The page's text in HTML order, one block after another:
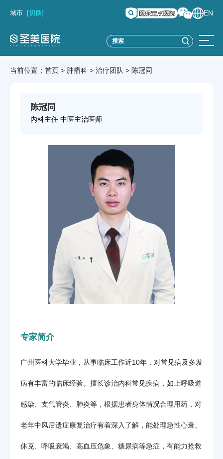
城市 [切换] EN
当前位置： 首页 > 肿瘤科 > 治疗团队 > 陈冠同
陈冠同
内科主任 中医主治医师
专家简介
广州医科大学毕业，从事临床工作近10年，对常见病及多发
病有丰富的临床经验。擅长诊治内科常见疾病，如上呼吸道
感染、支气管炎、肺炎等，根据患者身体情况合理用药，对
老年中风后遗症康复治疗有着深入了解，能处理急性心衰、
休克、呼吸衰竭、高血压危象、糖尿病等急症，有能力抢救